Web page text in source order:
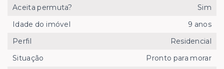
Aceita permuta?
Sim
Idade do imóvel
9 anos
Perfil
Residencial
Situação
Pronto para morar